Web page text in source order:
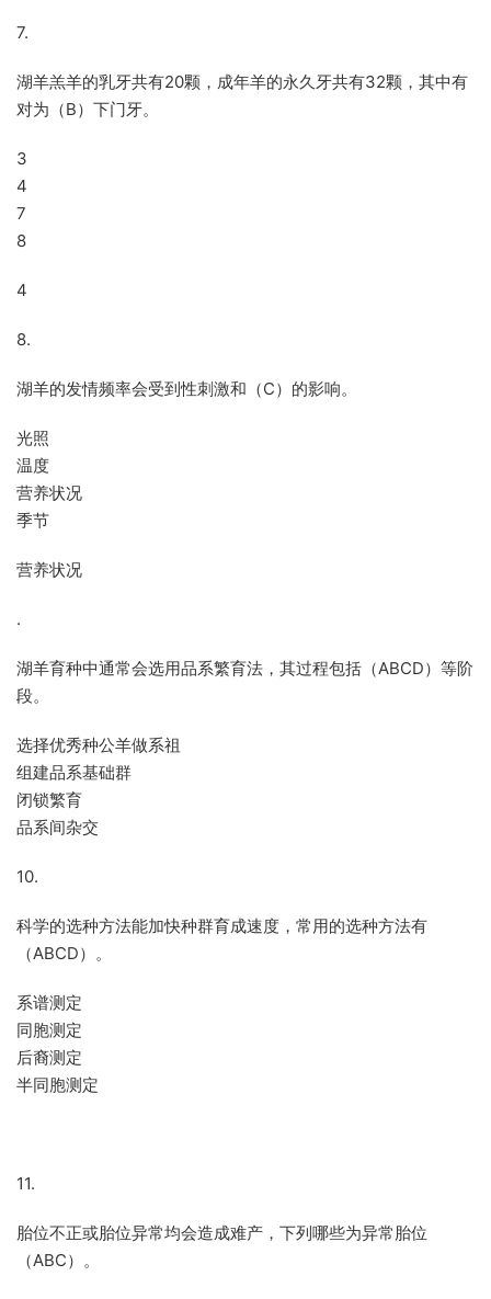
7.
湖羊羔羊的乳牙共有20颗，成年羊的永久牙共有32颗，其中有
对为（B）下门牙。
3
4
7
8
4
8.
湖羊的发情频率会受到性刺激和（C）的影响。
光照
温度
营养状况
季节
营养状况
.
湖羊育种中通常会选用品系繁育法，其过程包括（ABCD）等阶
段。
选择优秀种公羊做系祖
组建品系基础群
闭锁繁育
品系间杂交
10.
科学的选种方法能加快种群育成速度，常用的选种方法有
（ABCD）。
系谱测定
同胞测定
后裔测定
半同胞测定
11.
胎位不正或胎位异常均会造成难产，下列哪些为异常胎位
（ABC）。